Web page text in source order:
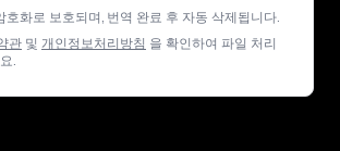
호화로 보호되며, 번역 완료 후 자동 삭제됩니다.
관 및 개인정보처리방침 을 확인하여 파일 처리
.